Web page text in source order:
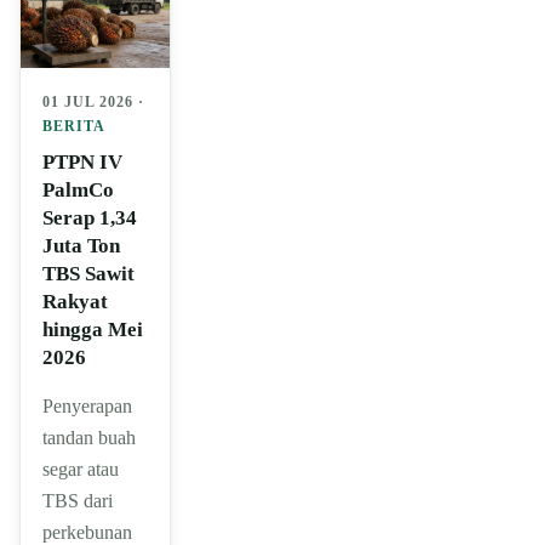
01 JUL 2026 ·
BERITA
PTPN IV
PalmCo
Serap 1,34
Juta Ton
TBS Sawit
Rakyat
hingga Mei
2026
Penyerapan
tandan buah
segar atau
TBS dari
perkebunan